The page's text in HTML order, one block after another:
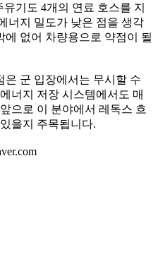
기도 4개의 연료 호스를 지
너지 밀도가 낮은 점을 생각
없어 차량용으로 약점이 될
은 군 입장에서는 무시할 수
너지 저장 시스템에서도 매
으로 이 분야에서 레독스 흐
을지 주목됩니다.